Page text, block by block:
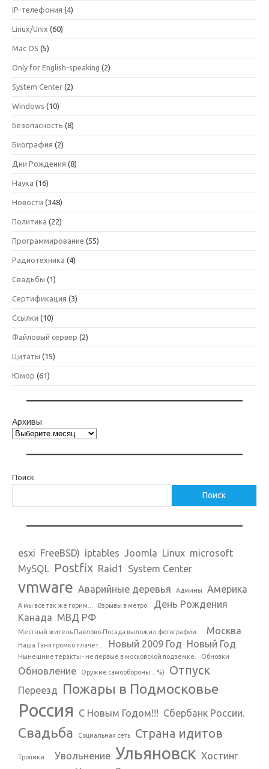
IP-телефония (4)
Linux/Unix (60)
Mac OS (5)
Only for English-speaking (2)
System Center (2)
Windows (10)
Безопасность (8)
Биография (2)
Дни Рождения (8)
Наука (16)
Новости (348)
Политика (22)
Программирование (55)
Радиотехника (4)
Свадьбы (1)
Сертификация (3)
Ссылки (10)
Файловый сервер (2)
Цитаты (15)
Юмор (61)
Архивы
Поиск
Поиск
esxi FreeBSD) iptables Joomla Linux microsoft
MySQL Postfix Raid1 System Center
vmware Аварийные деревья Админы Америка
А мы все так же горим... Взрывы в метро:
День Рождения
Канада МВД РФ
Местный житель Павлово-Посада выложил фотографии... Москва
Наша Таня громко плачет... Новый 2009 Год Новый Год
Нынешние теракты - не первые в московской подземке. Обновки
Обновление Оружие самообороны... %) Отпуск
Переезд Пожары в Подмосковье
Россия С Новым Годом!!! Сбербанк России.
Свадьба Социальная сеть Страна идитов
Тропики... Увольнение Ульяновск Хостинг